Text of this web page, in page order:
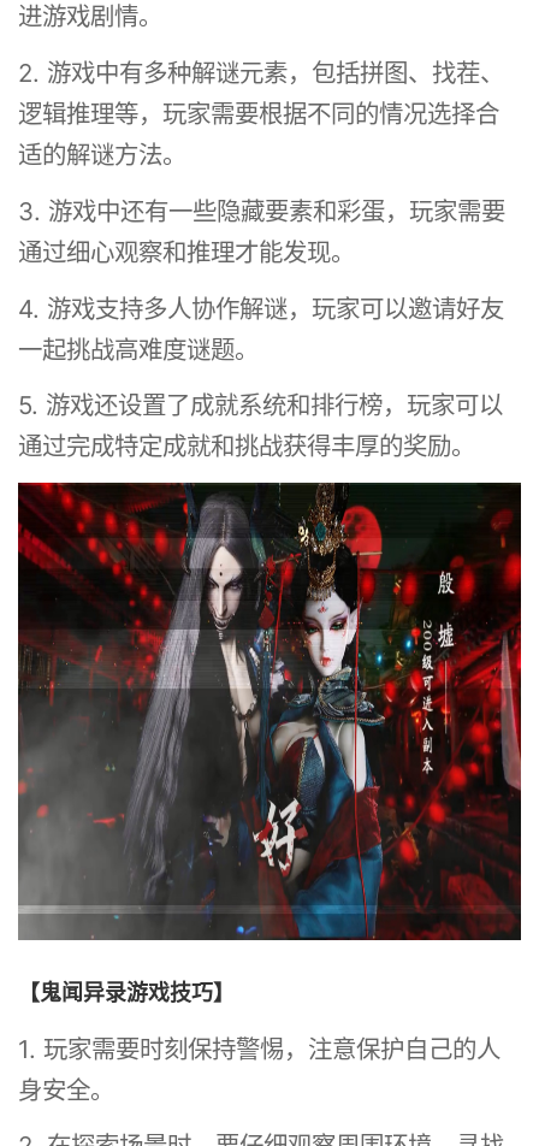
进游戏剧情。
2. 游戏中有多种解谜元素，包括拼图、找茬、
逻辑推理等，玩家需要根据不同的情况选择合
适的解谜方法。
3. 游戏中还有一些隐藏要素和彩蛋，玩家需要
通过细心观察和推理才能发现。
4. 游戏支持多人协作解谜，玩家可以邀请好友
一起挑战高难度谜题。
5. 游戏还设置了成就系统和排行榜，玩家可以
通过完成特定成就和挑战获得丰厚的奖励。
【鬼闻异录游戏技巧】
1. 玩家需要时刻保持警惕，注意保护自己的人
身安全。